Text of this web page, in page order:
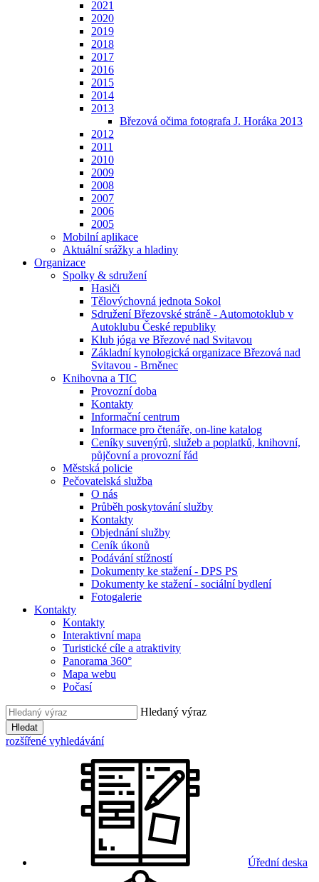
2021
2020
2019
2018
2017
2016
2015
2014
2013
Březová očima fotografa J. Horáka 2013
2012
2011
2010
2009
2008
2007
2006
2005
Mobilní aplikace
Aktuální srážky a hladiny
Organizace
Spolky & sdružení
Hasiči
Tělovýchovná jednota Sokol
Sdružení Březovské stráně - Automotoklub v
Autoklubu České republiky
Klub jóga ve Březové nad Svitavou
Základní kynologická organizace Březová nad
Svitavou - Brněnec
Knihovna a TIC
Provozní doba
Kontakty
Informační centrum
Informace pro čtenáře, on-line katalog
Ceníky suvenýrů, služeb a poplatků, knihovní,
půjčovní a provozní řád
Městská policie
Pečovatelská služba
O nás
Průběh poskytování služby
Kontakty
Objednání služby
Ceník úkonů
Podávání stížností
Dokumenty ke stažení - DPS PS
Dokumenty ke stažení - sociální bydlení
Fotogalerie
Kontakty
Kontakty
Interaktivní mapa
Turistické cíle a atraktivity
Panorama 360°
Mapa webu
Počasí
Hledaný výraz
Hledat
rozšířené vyhledávání
Úřední deska